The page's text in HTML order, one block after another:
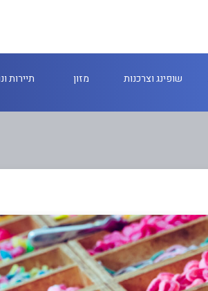
שופינג וצרכנות מזון תיירות